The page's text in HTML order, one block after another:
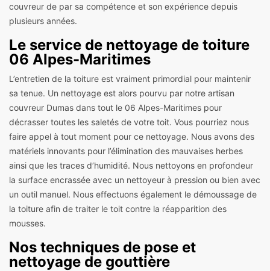
couvreur de par sa compétence et son expérience depuis
plusieurs années.
Le service de nettoyage de toiture
06 Alpes-Maritimes
L’entretien de la toiture est vraiment primordial pour maintenir
sa tenue. Un nettoyage est alors pourvu par notre artisan
couvreur Dumas dans tout le 06 Alpes-Maritimes pour
décrasser toutes les saletés de votre toit. Vous pourriez nous
faire appel à tout moment pour ce nettoyage. Nous avons des
matériels innovants pour l’élimination des mauvaises herbes
ainsi que les traces d’humidité. Nous nettoyons en profondeur
la surface encrassée avec un nettoyeur à pression ou bien avec
un outil manuel. Nous effectuons également le démoussage de
la toiture afin de traiter le toit contre la réapparition des
mousses.
Nos techniques de pose et
nettoyage de gouttière